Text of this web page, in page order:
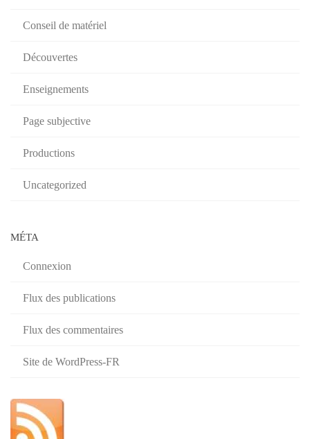
Conseil de matériel
Découvertes
Enseignements
Page subjective
Productions
Uncategorized
MÉTA
Connexion
Flux des publications
Flux des commentaires
Site de WordPress-FR